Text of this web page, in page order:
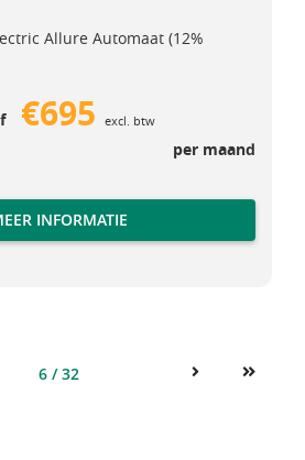
Allure Automaat (12%
€695 excl. btw
per maand
INFORMATIE
6 / 32